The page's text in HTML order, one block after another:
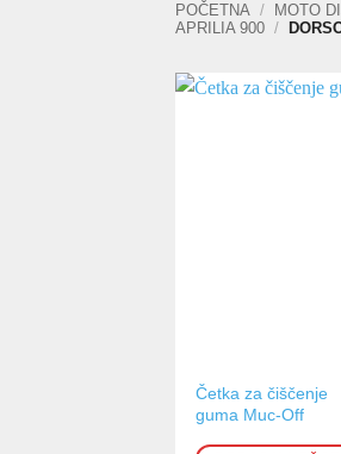
POČETNA / MOTO
APRILIA 900 /
Četka za čiščenje
guma Muc-Off